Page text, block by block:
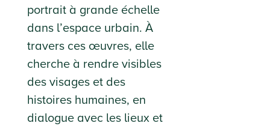
portrait à grande échelle
dans l’espace urbain. À
travers ces œuvres, elle
cherche à rendre visibles
des visages et des
histoires humaines, en
dialogue avec les lieux et